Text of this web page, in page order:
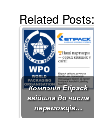
Related Posts:
Компанія Etipack
ввійшла до числа
переможців…